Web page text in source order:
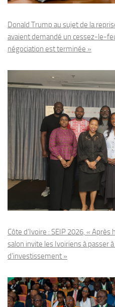
Donald Trump au sujet de la
avaient demandé un cessez-le-
négociation est terminée »
Côte d’Ivoire : SEIP 2026, «
salon invite les Ivoiriens à passer
d’investissement »